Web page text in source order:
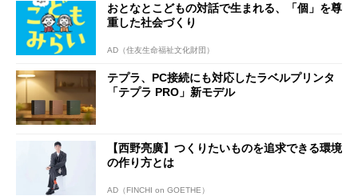
おとなとこどもの対話で生まれる、「個」を尊
重した社会づくり
AD（住友生命福祉文化財団）
テプラ、PC接続にも対応したラベルプリンタ
「テプラ PRO」新モデル
【西野亮廣】つくりたいものを追求できる環境
の作り方とは
AD（FINCHI on GOETHE）